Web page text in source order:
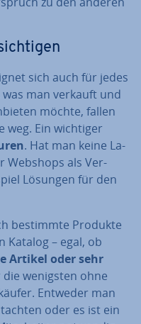
sich auch für jedes
man verkauft und
möchte, fallen
weg. Ein wichtiger
. Hat man keine La­
Webshops als Ver­
Lösungen für den
bestimmte Produkte
– egal, ob
Artikel oder sehr
wenigsten ohne
Entweder man
oder es ist ein